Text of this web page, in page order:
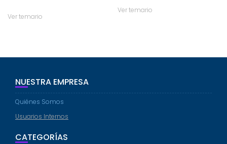
original
Ver temario
original
Ver temario
NUESTRA EMPRESA
Quiénes Somos
Usuarios Internos
CATEGORÍAS